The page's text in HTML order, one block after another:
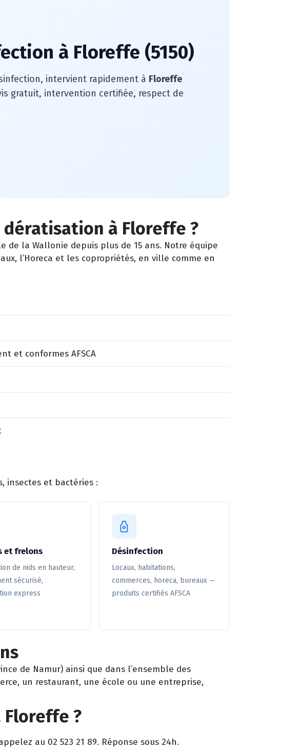
à Floreffe (5150)
intervient rapidement à Floreffe
gratuit, intervention certifiée, respect de
à Floreffe ?
de la Wallonie depuis plus de 15 ans. Notre équipe
l’Horeca et les copropriétés, en ville comme en
et conformes AFSCA
insectes et bactéries :
et frelons
de nids en hauteur,
sécurisé,
express
Désinfection
Locaux, habitations,
commerces, horeca, bureaux —
produits certifiés AFSCA
de Namur) ainsi que dans l’ensemble des
un restaurant, une école ou une entreprise,
?
au 02 523 21 89. Réponse sous 24h.